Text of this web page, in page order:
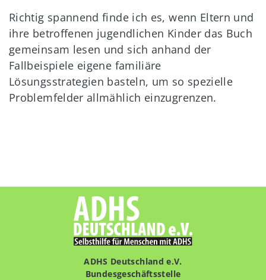
Richtig spannend finde ich es, wenn Eltern und
ihre betroffenen jugendlichen Kinder das Buch
gemeinsam lesen und sich anhand der
Fallbeispiele eigene familiäre
Lösungsstrategien basteln, um so spezielle
Problemfelder allmählich einzugrenzen.
ADHS Deutschland e.V.
Bundesgeschäftsstelle